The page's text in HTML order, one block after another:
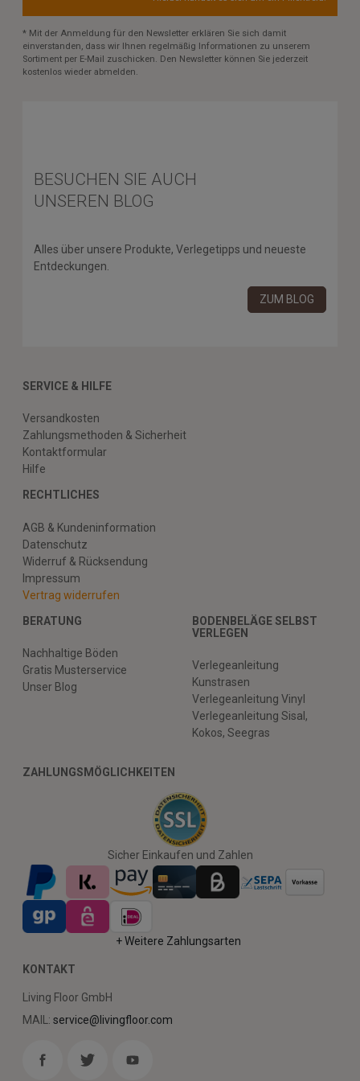
* Mit der Anmeldung für den Newsletter erklären Sie sich damit
einverstanden, dass wir Ihnen regelmäßig Informationen zu unserem
Sortiment per E-Mail zuschicken. Den Newsletter können Sie jederzeit
kostenlos wieder abmelden.
BESUCHEN SIE AUCH
UNSEREN BLOG
Alles über unsere Produkte, Verlegetipps und neueste
Entdeckungen.
ZUM BLOG
SERVICE & HILFE
Versandkosten
Zahlungsmethoden & Sicherheit
Kontaktformular
Hilfe
RECHTLICHES
AGB & Kundeninformation
Datenschutz
Widerruf & Rücksendung
Impressum
Vertrag widerrufen
BERATUNG
Nachhaltige Böden
Gratis Musterservice
Unser Blog
BODENBELÄGE SELBST
VERLEGEN
Verlegeanleitung
Kunstrasen
Verlegeanleitung Vinyl
Verlegeanleitung Sisal,
Kokos, Seegras
ZAHLUNGSMÖGLICHKEITEN
Sicher Einkaufen und Zahlen
+ Weitere Zahlungsarten
KONTAKT
Living Floor GmbH
MAIL: service@livingfloor.com